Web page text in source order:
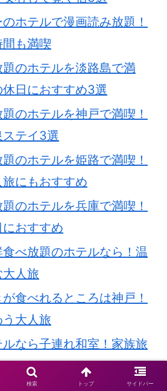
ホテルで漫画読み放題！
も満喫
のホテルを淡路島で満
日におすすめ3選
のホテルを神戸で満喫！
テイ3選
のホテルを姫路で満喫！
にもおすすめ
のホテルを兵庫で満喫！
おすすめ
べ放題のホテルなら！温
人旅
食べれるところは神戸！
大人旅
なら子連れ和室！家族旅
検索 トップ サイドバー